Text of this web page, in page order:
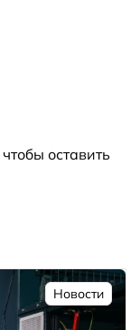
чтобы оставить
Новости